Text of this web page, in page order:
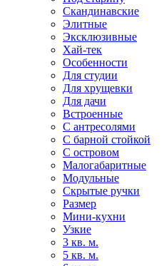
Скандинавские
Элитные
Эксклюзивные
Хай-тек
Особенности
Для студии
Для хрущевки
Для дачи
Встроенные
С антресолями
С барной стойкой
С островом
Малогабаритные
Модульные
Скрытые ручки
Размер
Мини-кухни
Узкие
3 кв. м.
5 кв. м.